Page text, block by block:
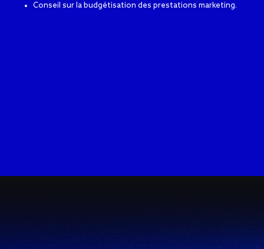
Conseil sur la budgétisation des prestations marketing.